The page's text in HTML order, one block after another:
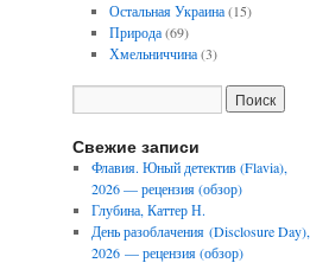
Остальная Украина(15)
Природа(69)
Хмельниччина(3)
Свежие записи
Флавия. Юный детектив (Flavia),
2026 — рецензия (обзор)
Глубина, Каттер Н.
День разоблачения (Disclosure Day),
2026 — рецензия (обзор)